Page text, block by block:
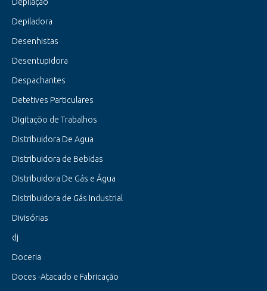
Depiladora
Desenhistas
Desentupidora
Despachantes
Detetives Particulares
Digitaçõo de Trabalhos
Distribuidora De Agua
Distribuidora de Bebidas
Distribuidora De Gás e Água
Distribuidora de Gás Industrial
Divisórias
dj
Doceria
Doces -Atacado e Fabricação